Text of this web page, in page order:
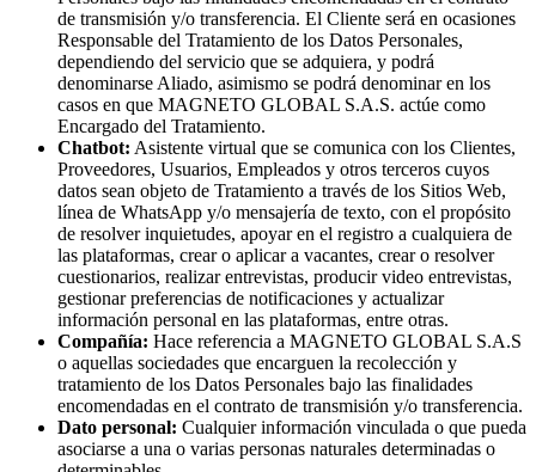
de transmisión y/o transferencia. El Cliente será en ocasiones
Responsable del Tratamiento de los Datos Personales,
dependiendo del servicio que se adquiera, y podrá
denominarse Aliado, asimismo se podrá denominar en los
casos en que MAGNETO GLOBAL S.A.S. actúe como
Encargado del Tratamiento.
Chatbot: Asistente virtual que se comunica con los Clientes,
Proveedores, Usuarios, Empleados y otros terceros cuyos
datos sean objeto de Tratamiento a través de los Sitios Web,
línea de WhatsApp y/o mensajería de texto, con el propósito
de resolver inquietudes, apoyar en el registro a cualquiera de
las plataformas, crear o aplicar a vacantes, crear o resolver
cuestionarios, realizar entrevistas, producir video entrevistas,
gestionar preferencias de notificaciones y actualizar
información personal en las plataformas, entre otras.
Compañía: Hace referencia a MAGNETO GLOBAL S.A.S
o aquellas sociedades que encarguen la recolección y
tratamiento de los Datos Personales bajo las finalidades
encomendadas en el contrato de transmisión y/o transferencia.
Dato personal: Cualquier información vinculada o que pueda
asociarse a una o varias personas naturales determinadas o